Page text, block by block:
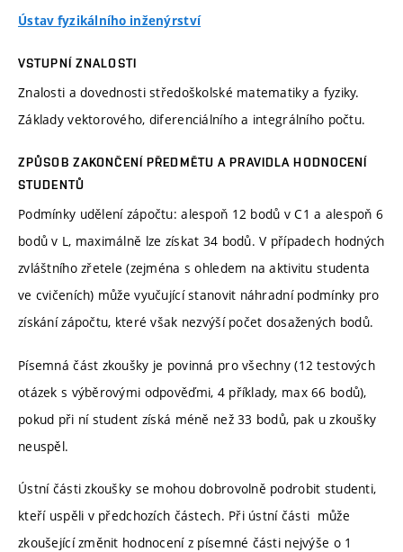
Ústav fyzikálního inženýrství
VSTUPNÍ ZNALOSTI
Znalosti a dovednosti středoškolské matematiky a fyziky.
Základy vektorového, diferenciálního a integrálního počtu.
ZPŮSOB ZAKONČENÍ PŘEDMĚTU A PRAVIDLA HODNOCENÍ
STUDENTŮ
Podmínky udělení zápočtu: alespoň 12 bodů v C1 a alespoň 6
bodů v L, maximálně lze získat 34 bodů. V případech hodných
zvláštního zřetele (zejména s ohledem na aktivitu studenta
ve cvičeních) může vyučující stanovit náhradní podmínky pro
získání zápočtu, které však nezvýší počet dosažených bodů.
Písemná část zkoušky je povinná pro všechny (12 testových
otázek s výběrovými odpověďmi, 4 příklady, max 66 bodů),
pokud při ní student získá méně než 33 bodů, pak u zkoušky
neuspěl.
Ústní části zkoušky se mohou dobrovolně podrobit studenti,
kteří uspěli v předchozích částech. Při ústní části může
zkoušející změnit hodnocení z písemné části nejvýše o 1